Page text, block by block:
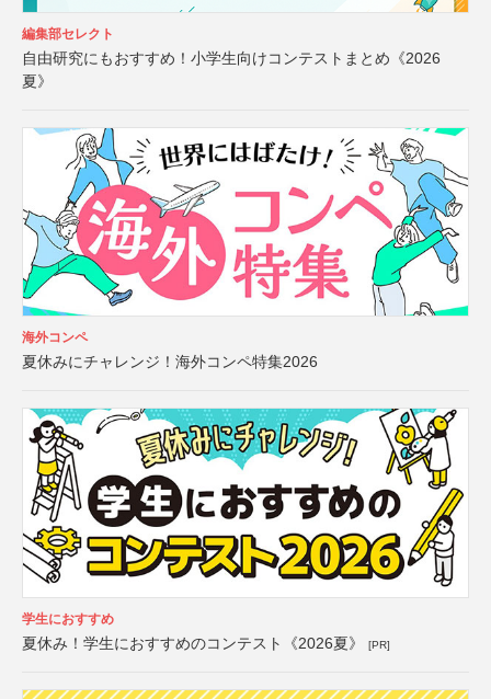
編集部セレクト
自由研究にもおすすめ！小学生向けコンテストまとめ《2026
夏》
海外コンペ
夏休みにチャレンジ！海外コンペ特集2026
学生におすすめ
夏休み！学生におすすめのコンテスト《2026夏》 [PR]